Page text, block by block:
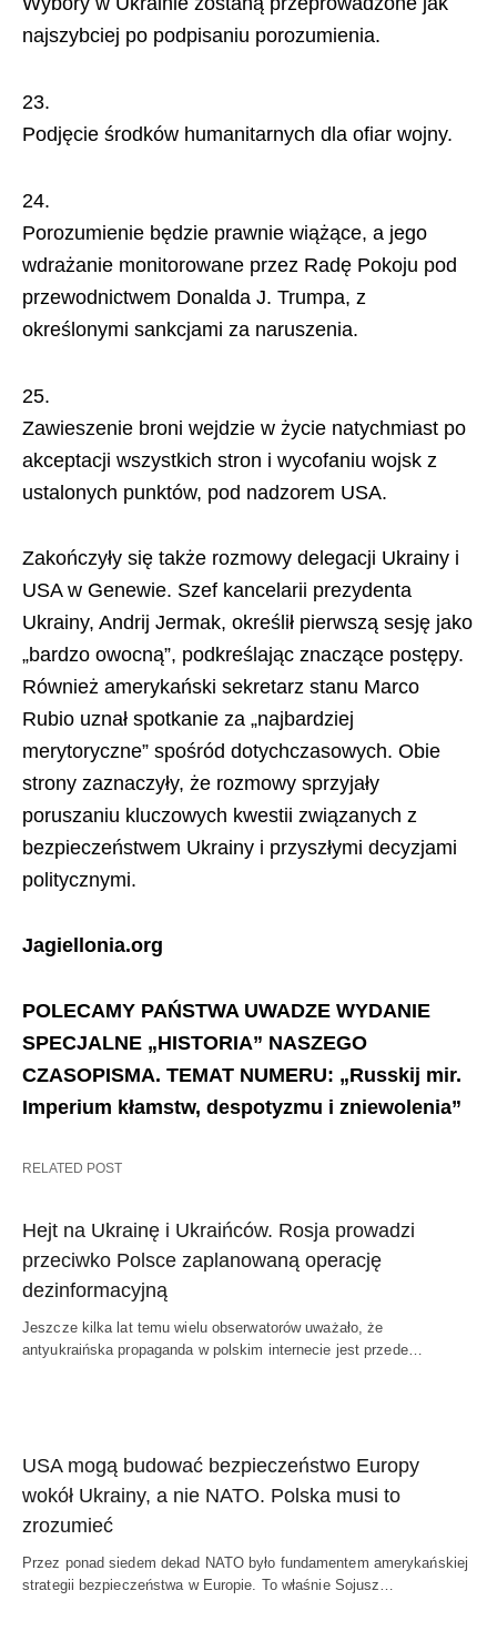
najszybciej po podpisaniu porozumienia.
Podjęcie środków humanitarnych dla ofiar wojny.
Porozumienie będzie prawnie wiążące, a jego
wdrażanie monitorowane przez Radę Pokoju pod
przewodnictwem Donalda J. Trumpa, z
określonymi sankcjami za naruszenia.
Zawieszenie broni wejdzie w życie natychmiast po
akceptacji wszystkich stron i wycofaniu wojsk z
ustalonych punktów, pod nadzorem USA.
Zakończyły się także rozmowy delegacji Ukrainy i
USA w Genewie. Szef kancelarii prezydenta
Ukrainy, Andrij Jermak, określił pierwszą sesję jako
„bardzo owocną”, podkreślając znaczące postępy.
Również amerykański sekretarz stanu Marco
Rubio uznał spotkanie za „najbardziej
merytoryczne” spośród dotychczasowych. Obie
strony zaznaczyły, że rozmowy sprzyjały
poruszaniu kluczowych kwestii związanych z
bezpieczeństwem Ukrainy i przyszłymi decyzjami
politycznymi.
Jagiellonia.org
POLECAMY PAŃSTWA UWADZE WYDANIE
SPECJALNE „HISTORIA” NASZEGO
CZASOPISMA. TEMAT NUMERU: „Russkij mir.
Imperium kłamstw, despotyzmu i zniewolenia”
RELATED POST
Hejt na Ukrainę i Ukraińców. Rosja prowadzi
przeciwko Polsce zaplanowaną operację
dezinformacyjną
Jeszcze kilka lat temu wielu obserwatorów uważało, że
antyukraińska propaganda w polskim internecie jest przede…
USA mogą budować bezpieczeństwo Europy
wokół Ukrainy, a nie NATO. Polska musi to
zrozumieć
Przez ponad siedem dekad NATO było fundamentem amerykańskiej
strategii bezpieczeństwa w Europie. To właśnie Sojusz…